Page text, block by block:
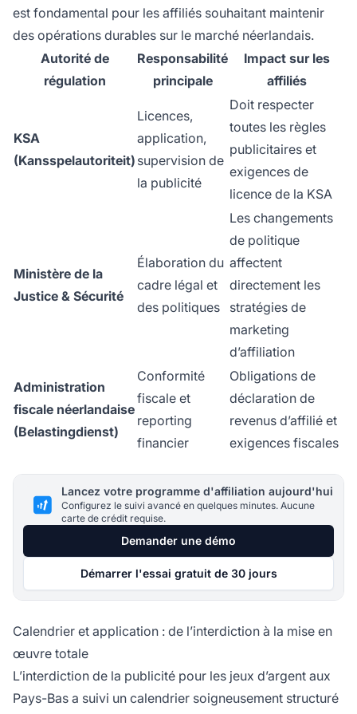
est fondamental pour les affiliés souhaitant maintenir
des opérations durables sur le marché néerlandais.
Autorité de
régulation
Responsabilité
principale
Impact sur les
affiliés
KSA
(Kansspelautoriteit)
Licences,
application,
supervision de
la publicité
Doit respecter
toutes les règles
publicitaires et
exigences de
licence de la KSA
Ministère de la
Justice & Sécurité
Élaboration du
cadre légal et
des politiques
Les changements
de politique
affectent
directement les
stratégies de
marketing
d’affiliation
Administration
fiscale néerlandaise
(Belastingdienst)
Conformité
fiscale et
reporting
financier
Obligations de
déclaration de
revenus d’affilié et
exigences fiscales
Lancez votre programme d'affiliation aujourd'hui
Configurez le suivi avancé en quelques minutes. Aucune
carte de crédit requise.
Demander une démo
Démarrer l'essai gratuit de 30 jours
Calendrier et application : de l’interdiction à la mise en
œuvre totale
L’interdiction de la publicité pour les jeux d’argent aux
Pays-Bas a suivi un calendrier soigneusement structuré